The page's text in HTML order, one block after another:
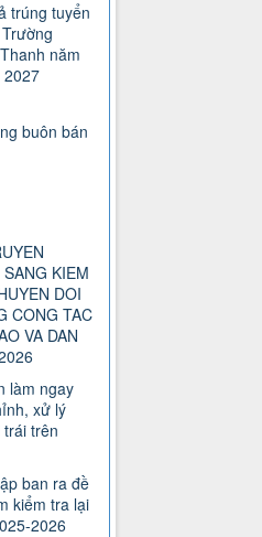
trúng tuyển
năm
2027
buôn bán
KIEM
DOI
CONG TAC
VA DAN
làm ngay
xử lý
trái trên
ban ra đề
kiểm tra lại
2026